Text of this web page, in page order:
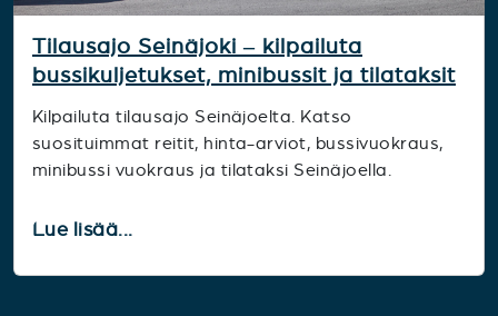
Tilausajo Seinäjoki – kilpailuta
bussikuljetukset, minibussit ja tilataksit
Kilpailuta tilausajo Seinäjoelta. Katso
suosituimmat reitit, hinta-arviot, bussivuokraus,
minibussi vuokraus ja tilataksi Seinäjoella.
Lue lisää...